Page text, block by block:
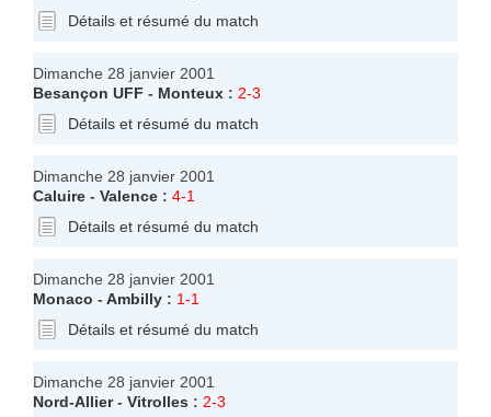
Détails et résumé du match
Dimanche 28 janvier 2001
Besançon UFF - Monteux : 2-3
Détails et résumé du match
Dimanche 28 janvier 2001
Caluire - Valence : 4-1
Détails et résumé du match
Dimanche 28 janvier 2001
Monaco - Ambilly : 1-1
Détails et résumé du match
Dimanche 28 janvier 2001
Nord-Allier- Vitrolles : 2-3